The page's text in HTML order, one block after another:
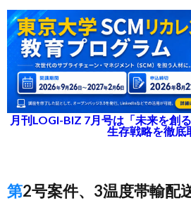
月刊LOGI-BIZ 7月号は「未来を創
生存戦略を徹底
第2号案件、3温度帯輸配